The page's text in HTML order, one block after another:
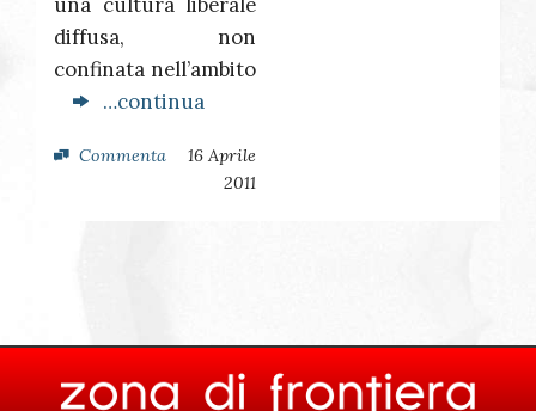
diffusa, non
confinata nell’ambito
…continua
Commenta
16 Aprile
2011